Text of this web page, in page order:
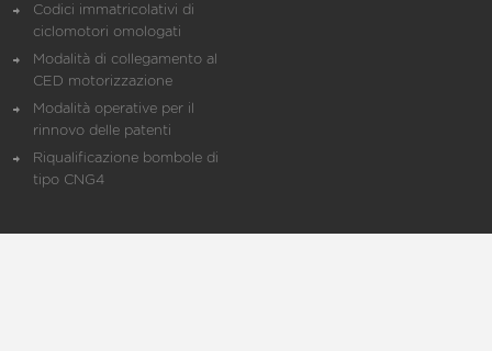
Codici immatricolativi di
ciclomotori omologati
Modalità di collegamento al
CED motorizzazione
Modalità operative per il
rinnovo delle patenti
Riqualificazione bombole di
tipo CNG4